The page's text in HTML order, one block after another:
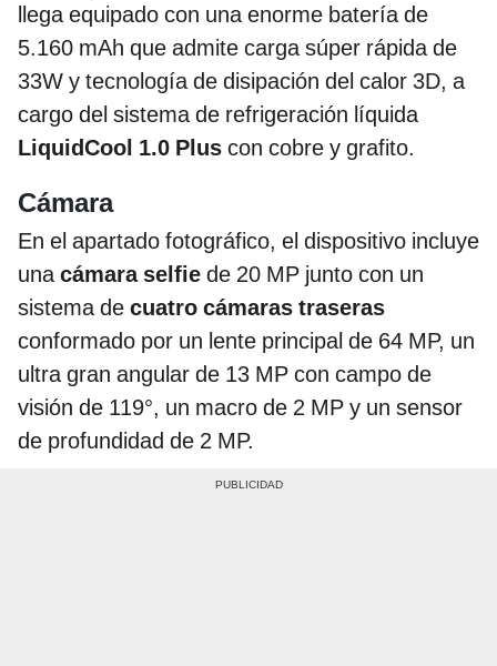
llega equipado con una enorme batería de
5.160 mAh que admite carga súper rápida de
33W y tecnología de disipación del calor 3D, a
cargo del sistema de refrigeración líquida
LiquidCool 1.0 Plus con cobre y grafito.
Cámara
En el apartado fotográfico, el dispositivo incluye
unacámara selfie de 20 MP junto con un
sistema de cuatro cámaras traseras
conformado por un lente principal de 64 MP, un
ultra gran angular de 13 MP con campo de
visión de 119°, un macro de 2 MP y un sensor
de profundidad de 2 MP.